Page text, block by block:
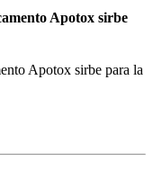
Apotox sirbe
Apotox sirbe para la